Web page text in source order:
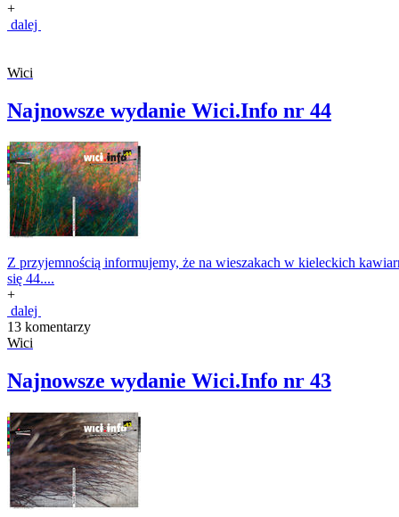
+
dalej
Wici
Najnowsze wydanie Wici.Info nr 44
Z przyjemnością informujemy, że na wieszakach w kieleckich
się 44....
+
dalej
13 komentarzy
Wici
Najnowsze wydanie Wici.Info nr 43